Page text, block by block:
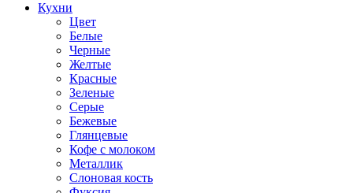
Кухни
Цвет
Белые
Черные
Желтые
Красные
Зеленые
Серые
Бежевые
Глянцевые
Кофе с молоком
Металлик
Слоновая кость